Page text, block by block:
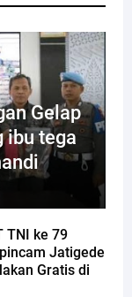
Gelap
ibu tega
TNI ke 79
Jatigede
Gratis di